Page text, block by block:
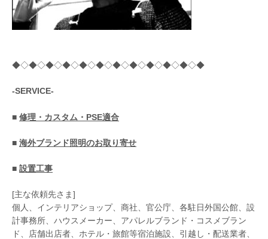
◆◇◆◇◆◇◆◇◆◇◆◇◆◇◆◇◆◇◆◇◆◇◆
-SERVICE-
■ 修理・カスタム・PSE適合
■ 海外ブランド照明のお取り寄せ
■ 設置工事
[主な依頼先さま]
個人、インテリアショップ、商社、官公庁、各駐日外国公館、設
計事務所、ハウスメーカー、アパレルブランド・コスメブラン
ド、店舗出店者、ホテル・旅館等宿泊施設、引越し・配送業者、